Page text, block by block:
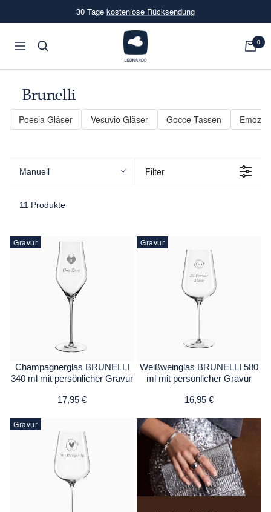
zum
Leidenschaft für Glas seit 1859
Navigation
LEONARDO
Onlineshop
0
Brunelli
Poesia Gläser Vesuvio Gläser Gocce Tassen
Manuell Filter
11 Produkte
Gravur
Champagnerglas BRUNELLI
340 ml mit persönlicher Gravur
17,95 €
Gravur
Weißweinglas BRUNELLI 580
ml mit persönlicher Gravur
16,95 €
Gravur